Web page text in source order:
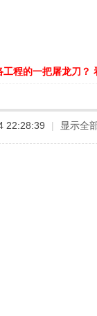
工程的一把屠龙刀？
22:28:39 | 显示全